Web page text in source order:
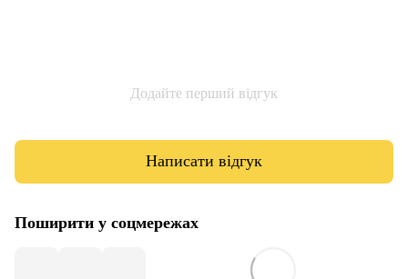
Додайте перший відгук
Написати відгук
Поширити у соцмережах